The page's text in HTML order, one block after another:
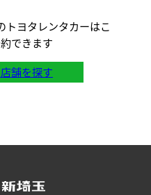
トヨタレンタカーはこ
できます
舗を探す